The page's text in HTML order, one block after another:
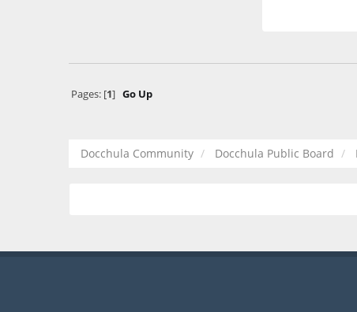
Pages: [1] Go Up
Docchula Community Docchula Public Board